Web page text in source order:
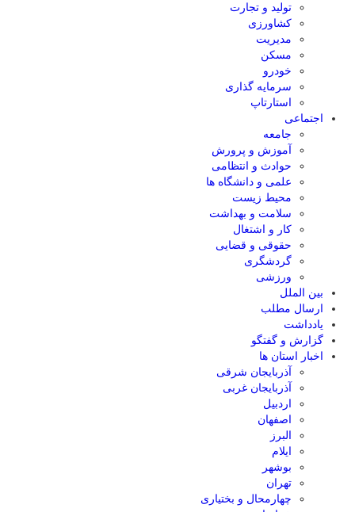
تولید و تجارت
کشاورزی
مدیریت
مسکن
خودرو
سرمایه گذاری
استارتاپ
اجتماعی
جامعه
آموزش و پرورش
حوادث و انتظامی
علمی و دانشگاه ها
محیط زیست
سلامت و بهداشت
کار و اشتغال
حقوقی و قضایی
گردشگری
ورزشی
بین الملل
ارسال مطلب
یادداشت
گزارش و گفتگو
اخبار استان ها
آذربایجان شرقی
آذربایجان غربی
اردبیل
اصفهان
البرز
ایلام
بوشهر
تهران
چهارمحال و بختیاری